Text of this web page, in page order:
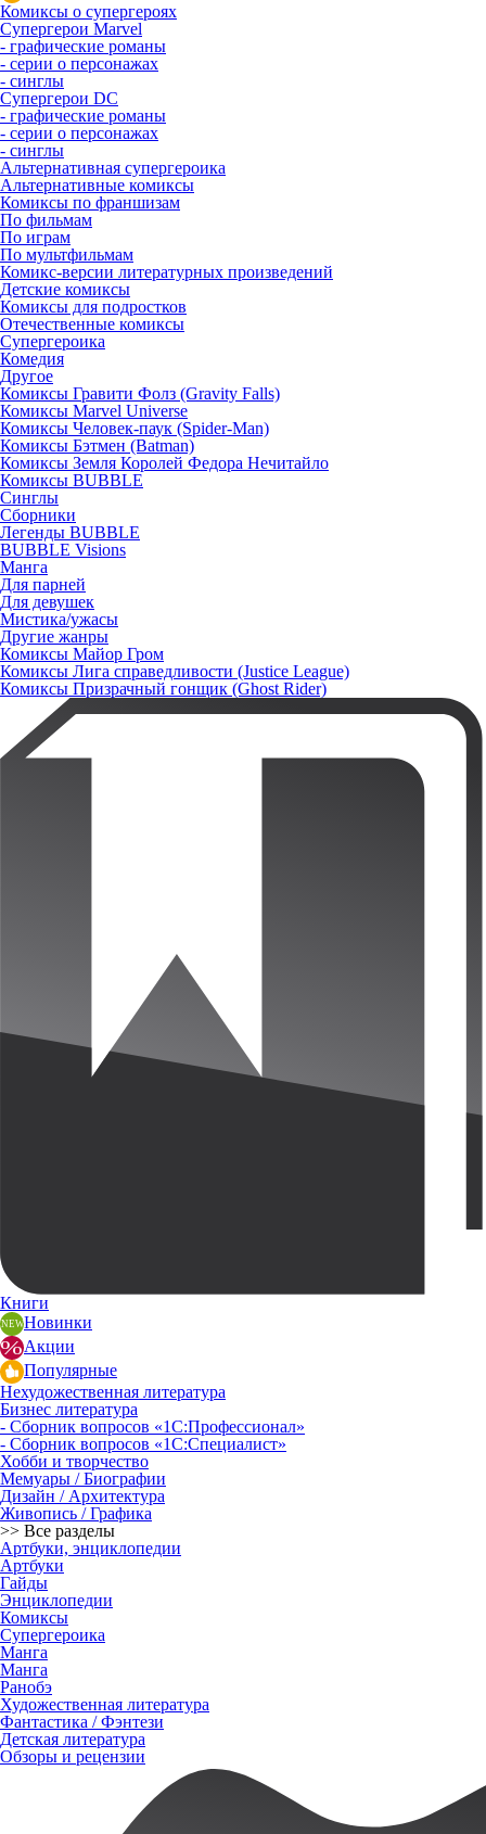
Комиксы о супергероях
Супергерои Marvel
- графические романы
- серии о персонажах
- синглы
Супергерои DC
- графические романы
- серии о персонажах
- синглы
Альтернативная супергероика
Альтернативные комиксы
Комиксы по франшизам
По фильмам
По играм
По мультфильмам
Комикс-версии литературных произведений
Детские комиксы
Комиксы для подростков
Отечественные комиксы
Супергероика
Комедия
Другое
Комиксы Гравити Фолз (Gravity Falls)
Комиксы Marvel Universe
Комиксы Человек-паук (Spider-Man)
Комиксы Бэтмен (Batman)
Комиксы Земля Королей Федора Нечитайло
Комиксы BUBBLE
Синглы
Сборники
Легенды BUBBLE
BUBBLE Visions
Манга
Для парней
Для девушек
Мистика/ужасы
Другие жанры
Комиксы Майор Гром
Комиксы Лига справедливости (Justice League)
Комиксы Призрачный гонщик (Ghost Rider)
Книги
Новинки
Акции
Популярные
Нехудожественная литература
Бизнес литература
- Сборник вопросов «1С:Профессионал»
- Сборник вопросов «1С:Специалист»
Хобби и творчество
Мемуары / Биографии
Дизайн / Архитектура
Живопись / Графика
>> Все разделы
Артбуки, энциклопедии
Артбуки
Гайды
Энциклопедии
Комиксы
Супергероика
Манга
Манга
Ранобэ
Художественная литература
Фантастика / Фэнтези
Детская литература
Обзоры и рецензии